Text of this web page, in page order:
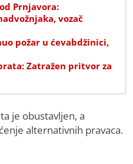
Prnjavora:
vozač
požar u ćevabdžinici,
Zatražen pritvor za
je obustavljen, a
alternativnih pravaca.